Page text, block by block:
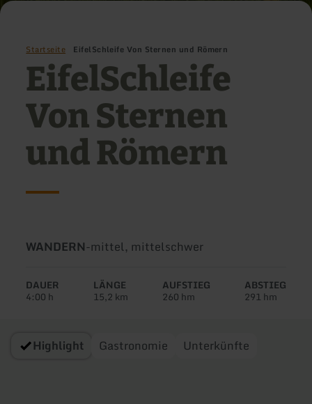
Startseite EifelSchleife Von Sternen und Römern
EifelSchleife
Von Sternen
und Römern
Art
Tour:
WANDERN-Schwierigkeit:
mittel, mittelschwer
DAUER
4:00 h
LÄNGE
15,2 km
AUFSTIEG
260 hm
ABSTIEG
291 hm
Highlight Gastronomie Unterkünfte